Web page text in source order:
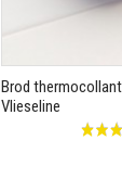
Brod
Vlieseline